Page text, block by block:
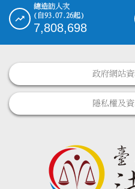
總造訪人次
(自93.07.26起)
7,808,698
政府網站
隱私權及